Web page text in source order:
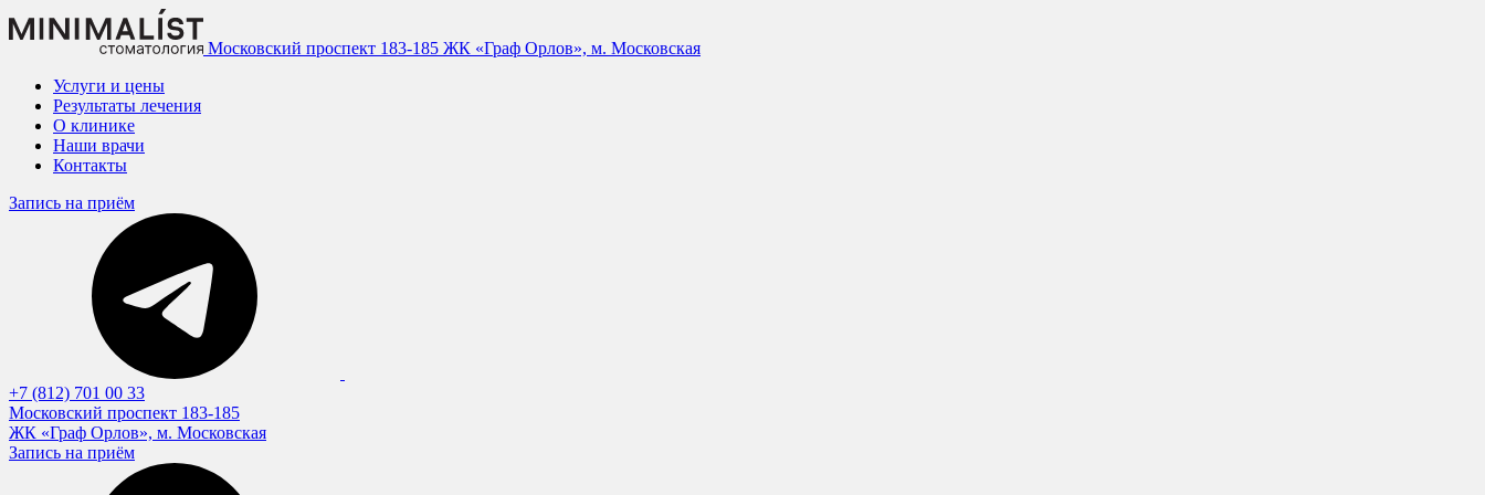
Московский проспект 183-185 ЖК «Граф Орлов», м. Московская
Услуги и цены
Результаты лечения
О клинике
Наши врачи
Контакты
Запись на приём
+7 (812) 701 00 33
Московский проспект 183-185
ЖК «Граф Орлов», м. Московская
Запись на приём